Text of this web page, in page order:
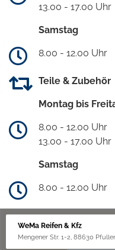
13.00 - 17.00 Uhr
Samstag
8.00 - 12.00 Uhr
Teile & Zubehör
Montag bis
8.00 - 12.00 Uhr
13.00 - 17.00 Uhr
Samstag
8.00 - 12.00 Uhr
WeMa Reifen & Kfz
Mengener Str. 1-2, 88630